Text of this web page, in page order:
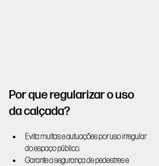
Por que regularizar o uso
da calçada?
Evita multas e autuações por uso irregular
do espaço público.
Garante a segurança de pedestres e